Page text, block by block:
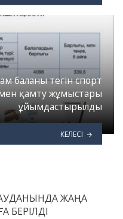
баланы тегін спорт
қамту жұмыстары
ұйымдастырылды
КЕЛЕСІ
ЖАҢА
БЕРІЛДІ